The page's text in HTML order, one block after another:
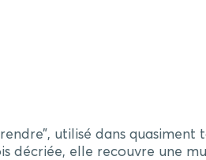
utilisé dans quasiment
décriée, elle recouvre une